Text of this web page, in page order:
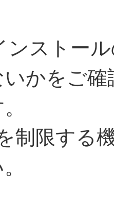
ストー
いかをご
制限する